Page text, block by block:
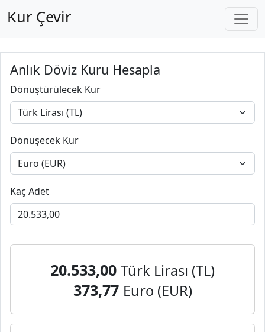
Kur Çevir
Anlık Döviz Kuru Hesapla
Dönüştürülecek Kur
Dönüşecek Kur
Kaç Adet
20.533,00 Türk Lirası (TL)
373,77 Euro (EUR)